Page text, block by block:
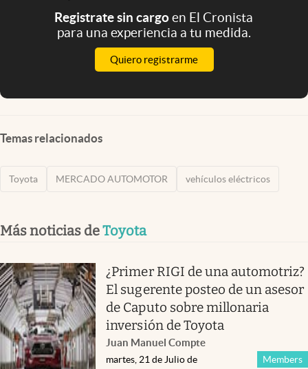
Registrate sin cargoen El Cronista
para una experiencia a tu medida.
Quiero registrarme
Temas relacionados
Toyota MERCADO AUTOMOTOR vehículos eléctricos
Más noticias deToyota
¿Primer RIGI de una automotriz?
El sugerente posteo de un asesor
de Caputo sobre millonaria
inversión de Toyota
Juan Manuel Compte
Members
martes, 21 de Julio de